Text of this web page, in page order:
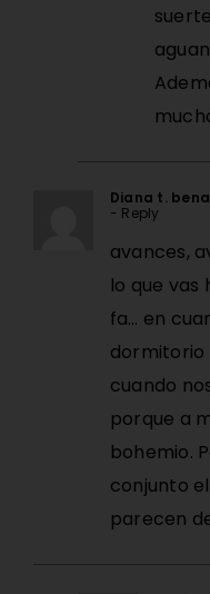
Diana t.
- Reply
avances,
lo que vas
fa… en
dormitorio
cuando
porque a
bohemio.
conjunto
parecen